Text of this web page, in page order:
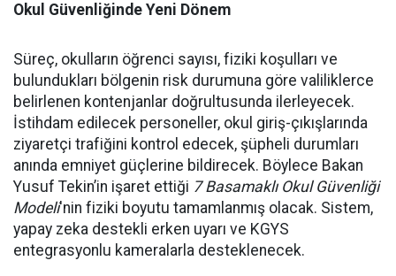
Okul Güvenliğinde Yeni Dönem
Süreç, okulların öğrenci sayısı, fiziki koşulları ve
bulundukları bölgenin risk durumuna göre valiliklerce
belirlenen kontenjanlar doğrultusunda ilerleyecek.
İstihdam edilecek personeller, okul giriş-çıkışlarında
ziyaretçi trafiğini kontrol edecek, şüpheli durumları
anında emniyet güçlerine bildirecek. Böylece Bakan
Yusuf Tekin’in işaret ettiği 7 Basamaklı Okul Güvenliği
Modeli'nin fiziki boyutu tamamlanmış olacak. Sistem,
yapay zeka destekli erken uyarı ve KGYS
entegrasyonlu kameralarla desteklenecek.